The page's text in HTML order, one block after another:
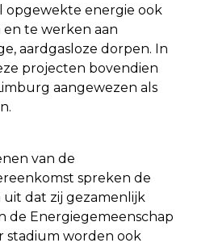
opgewekte energie ook
te werken aan
aardgasloze dorpen. In
projecten bovendien
aangewezen als
van de
spreken de
dat zij gezamenlijk
de Energiegemeenschap
stadium worden ook